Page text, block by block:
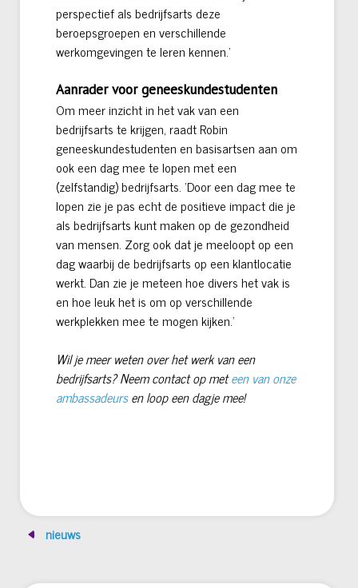
perspectief als bedrijfsarts deze
beroepsgroepen en verschillende
werkomgevingen te leren kennen.’
Aanrader voor geneeskundestudenten
Om meer inzicht in het vak van een
bedrijfsarts te krijgen, raadt Robin
geneeskundestudenten en basisartsen aan om
ook een dag mee te lopen met een
(zelfstandig) bedrijfsarts. ‘Door een dag mee te
lopen zie je pas echt de positieve impact die je
als bedrijfsarts kunt maken op de gezondheid
van mensen. Zorg ook dat je meeloopt op een
dag waarbij de bedrijfsarts op een klantlocatie
werkt. Dan zie je meteen hoe divers het vak is
en hoe leuk het is om op verschillende
werkplekken mee te mogen kijken.’
Wil je meer weten over het werk van een
bedrijfsarts? Neem contact op meteen van onze
ambassadeursen loop een dagje mee!
nieuws